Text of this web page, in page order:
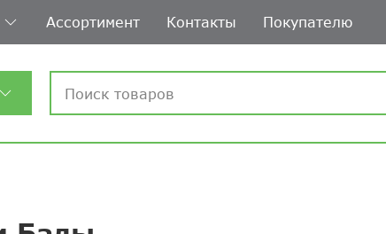
Ассортимент Контакты Покупателю